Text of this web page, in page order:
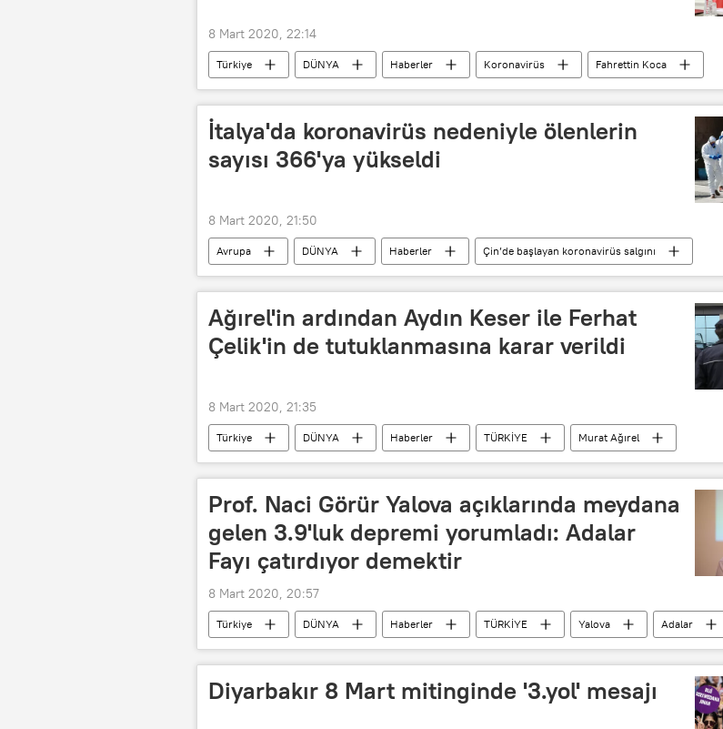
8 Mart 2020, 22:14
Türkiye DÜNYA Haberler Koronavirüs
Fahrettin Koca
Salgın
İtalya'da koronavirüs nedeniyle ölenlerin
sayısı 366'ya yükseldi
8 Mart 2020, 21:50
Avrupa DÜNYA Haberler
Çin’de başlayan koronavirüs salgını
İtalya
Koronavirüs Salgın
Ağırel'in ardından Aydın Keser ile Ferhat
Çelik'in de tutuklanmasına karar verildi
8 Mart 2020, 21:35
Türkiye DÜNYA Haberler TÜRKİYE
Murat Ağırel
Aydın Keser
Ferhat Çelikal Tutuklama MİT
Milli İstihbarat Teşkilatı
Prof. Naci Görür Yalova açıklarında meydana
gelen 3.9'luk depremi yorumladı: Adalar
Fayı çatırdıyor demektir
8 Mart 2020, 20:57
Türkiye DÜNYA Haberler TÜRKİYE Yalova
Adalar
Fay
Naci Görür Deprem
Diyarbakır 8 Mart mitinginde '3.yol' mesajı